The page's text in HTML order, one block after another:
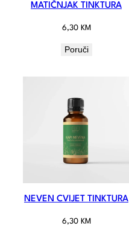
MATIČNJAK TINKTURA
6,30 KM
Poruči
NEVEN CVIJET TINKTURA
6,30 KM